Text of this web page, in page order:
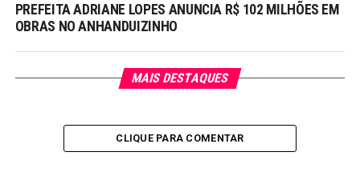
PREFEITA ADRIANE LOPES ANUNCIA R$ 102 MILHÕES EM
OBRAS NO ANHANDUIZINHO
MAIS DESTAQUES
CLIQUE PARA COMENTAR